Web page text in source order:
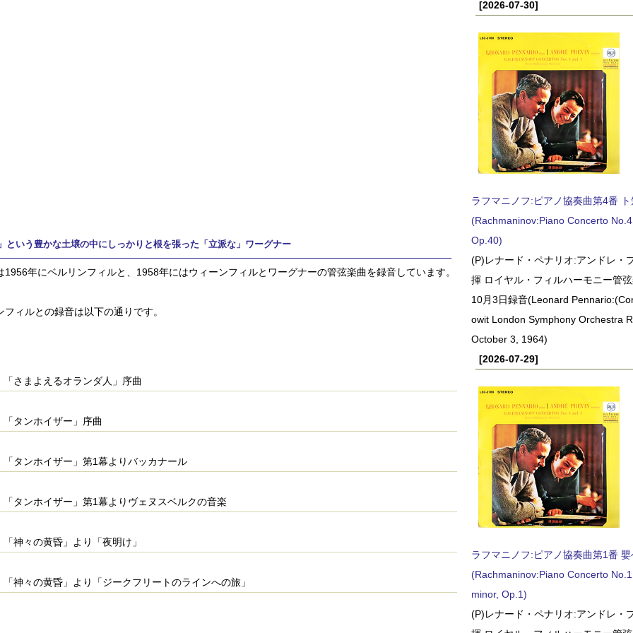
という豊かな土壌の中にしっかりと根を張った「立派な」ワーグナー
1956年にベルリンフィルと、1958年にはウィーンフィルとワーグナーの管弦楽曲を録音しています。
フィルとの録音は以下の通りです。
「さまよえるオランダ人」序曲
「タンホイザー」序曲
「タンホイザー」第1幕よりバッカナール
「タンホイザー」第1幕よりヴェヌスベルクの音楽
「神々の黄昏」より「夜明け」
「神々の黄昏」より「ジークフリートのラインへの旅」
[2026-07-30]
ラフマニノフ:ピアノ協奏曲第4番
(Rachmaninov:Piano Concerto
Op.40)
(P)レナード・ペナリオ:アンドレ・
揮 ロイヤル・フィルハーモニー管
10月3日録音(Leonard
owit London Symphony Orchestra
October 3, 1964)
[2026-07-29]
ラフマニノフ:ピアノ協奏曲第1番
(Rachmaninov:Piano Concerto
minor, Op.1)
(P)レナード・ペナリオ:アンドレ・